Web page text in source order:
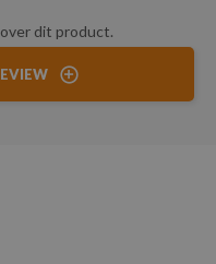
dit product.